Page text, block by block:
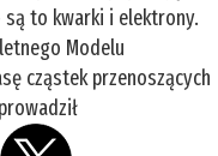
to kwarki i elektrony.
Modelu
cząstek przenoszących